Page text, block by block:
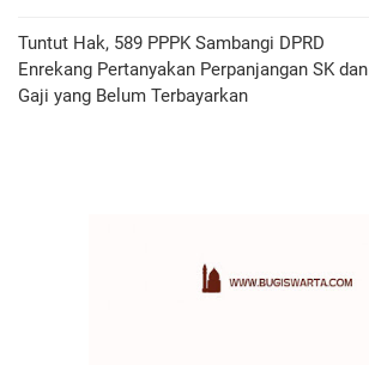
Tuntut Hak, 589 PPPK Sambangi DPRD
Enrekang Pertanyakan Perpanjangan SK dan
Gaji yang Belum Terbayarkan